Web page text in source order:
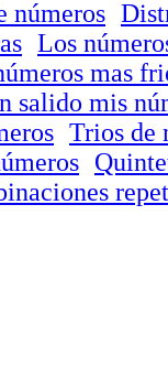
números
Los
mas
salido mis
Trios de